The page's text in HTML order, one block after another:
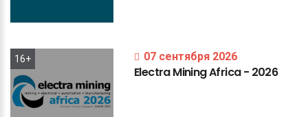
16+ 07 сентября 2026
ElectraMiningAfrica- 2026